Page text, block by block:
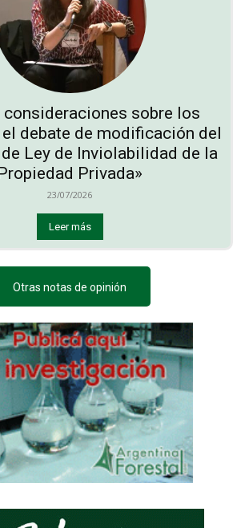
consideraciones sobre los
debate de modificación del
Ley de Inviolabilidad de la
Privada»
23/07/2026
Leer más
Otras notas de opinión